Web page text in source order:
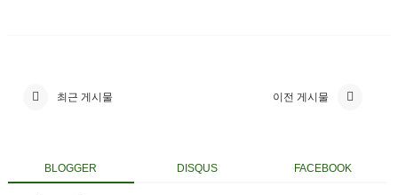
최근 게시물 이전 게시물
BLOGGER DISQUS FACEBOOK